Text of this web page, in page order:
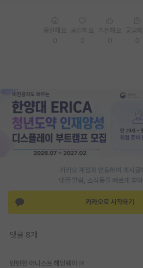
홍보 게시판
커리어
유학교육
이벤트
반도체 아카데미
카카오 계정과 연동하여 게시글
댓글 알람, 소식등을 빠르게 받
카카오로 시작하기
댓글 8개
만만한 어니스트 헤밍웨이